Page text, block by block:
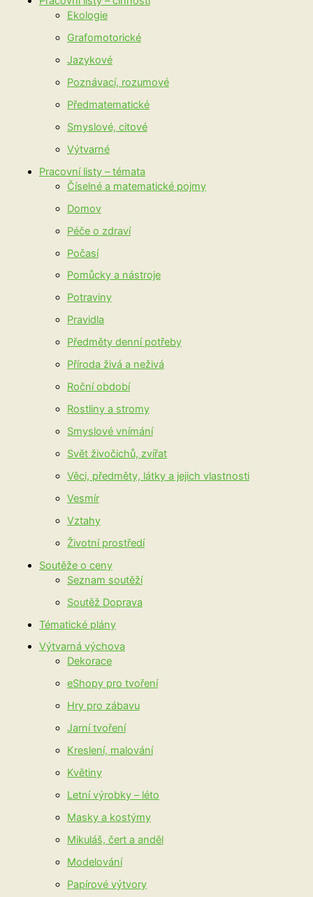
Ekologie
Grafomotorické
Jazykové
Poznávací, rozumové
Předmatematické
Smyslové, citové
Výtvarné
Pracovní listy – témata
Číselné a matematické pojmy
Domov
Péče o zdraví
Počasí
Pomůcky a nástroje
Potraviny
Pravidla
Předměty denní potřeby
Příroda živá a neživá
Roční období
Rostliny a stromy
Smyslové vnímání
Svět živočichů, zvířat
Věci, předměty, látky a jejich vlastnosti
Vesmír
Vztahy
Životní prostředí
Soutěže o ceny
Seznam soutěží
Soutěž Doprava
Tématické plány
Výtvarná výchova
Dekorace
eShopy pro tvoření
Hry pro zábavu
Jarní tvoření
Kreslení, malování
Květiny
Letní výrobky – léto
Masky a kostýmy
Mikuláš, čert a anděl
Modelování
Papírové výtvory